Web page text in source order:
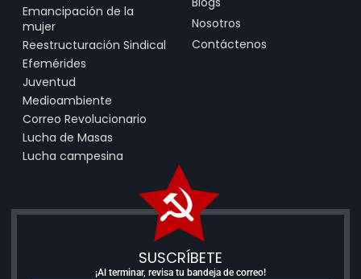
Emancipación de la
mujer
Reestructuración Sindical
Efemérides
Juventud
Medioambiente
Correo Revolucionario
Lucha de Masas
Lucha campesina
Nosotros
Contáctenos
SUSCRÍBETE
¡Al terminar, revisa tu bandeja de correo!